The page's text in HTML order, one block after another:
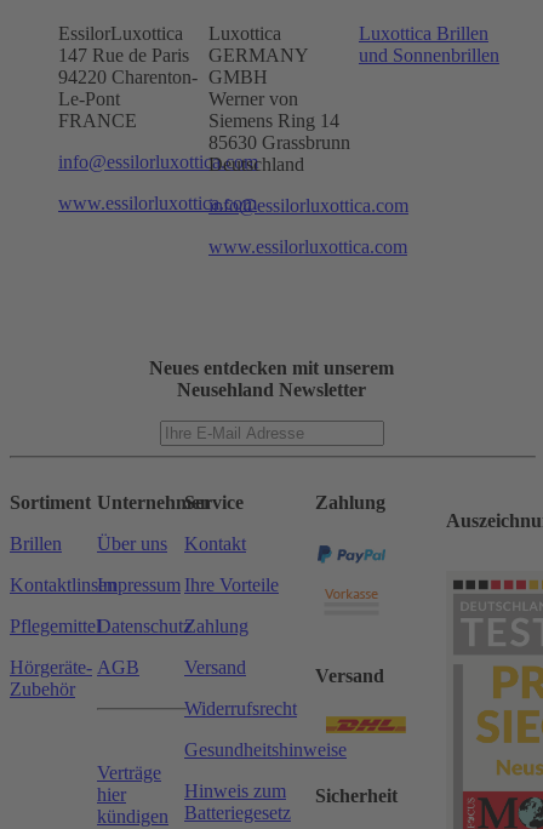
EssilorLuxottica
147 Rue de Paris
94220 Charenton-
Le-Pont
FRANCE
info@essilorluxottica.com
www.essilorluxottica.com
Luxottica
GERMANY
GMBH
Werner von
Siemens Ring 14
85630 Grassbrunn
Deutschland
info@essilorluxottica.com
www.essilorluxottica.com
Luxottica Brillen
und Sonnenbrillen
Neues entdecken mit unserem
Neusehland Newsletter
Sortiment
Brillen
Kontaktlinsen
Pflegemittel
Hörgeräte-
Zubehör
Unternehmen
Über uns
Impressum
Datenschutz
AGB
Verträge
hier
kündigen
Service
Kontakt
Ihre Vorteile
Zahlung
Versand
Widerrufsrecht
Gesundheitshinweise
Hinweis zum
Batteriegesetz
Zahlung
Versand
Sicherheit